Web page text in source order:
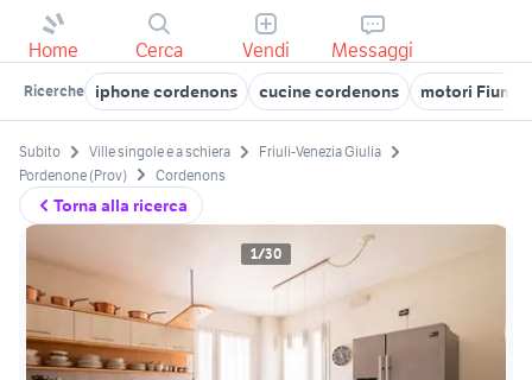
Home Cerca Vendi Messaggi
Ricerche iphone cordenons cucine cordenons motori
Torna alla ricerca
Subito Ville singole e a schiera
Friuli-Venezia Giulia
Pordenone (Prov)
Cordenons
1/30